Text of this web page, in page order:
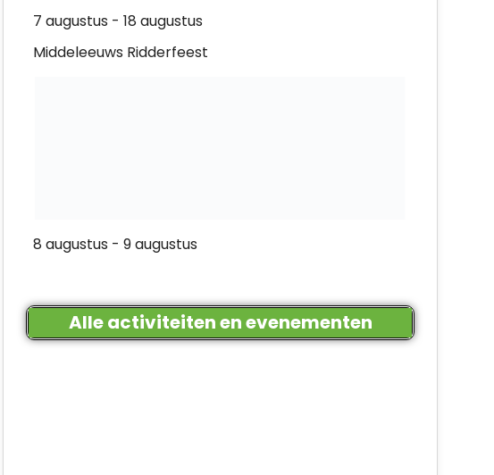
7 augustus - 18 augustus
Middeleeuws Ridderfeest
8 augustus - 9 augustus
Alle activiteiten en evenementen